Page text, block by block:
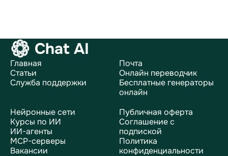
Chat AI
Главная
Статьи
Служба поддержки
Почта
Онлайн переводчик
Бесплатные генераторы
онлайн
Нейронные сети
Курсы по ИИ
ИИ-агенты
MCP-серверы
Вакансии
Публичная оферта
Соглашение с
подпиской
Политика
конфиденциальности